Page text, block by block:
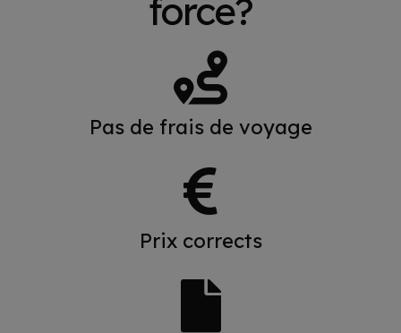
force?
Pas de frais de voyage
Prix corrects